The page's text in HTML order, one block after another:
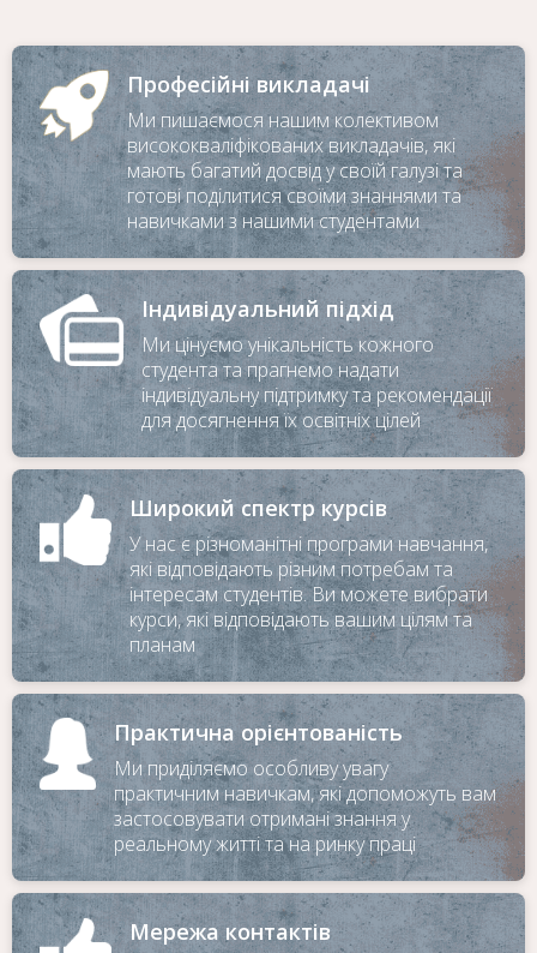
Для замовлення зворотного
дзвінка залиште телефон
Професійні викладачі
Ми пишаємося нашим колективом
висококваліфікованих викладачів, які
мають багатий досвід у своїй галузі та
готові поділитися своїми знаннями та
навичками з нашими студентами
Індивідуальний підхід
Ми цінуємо унікальність кожного
студента та прагнемо надати
індивідуальну підтримку та рекомендації
для досягнення їх освітніх цілей
Широкий спектр курсів
У нас є різноманітні програми навчання,
які відповідають різним потребам та
інтересам студентів. Ви можете вибрати
курси, які відповідають вашим цілям та
планам
Практична орієнтованість
Ми приділяємо особливу увагу
практичним навичкам, які допоможуть вам
застосовувати отримані знання у
реальному житті та на ринку праці
Мережа контактів